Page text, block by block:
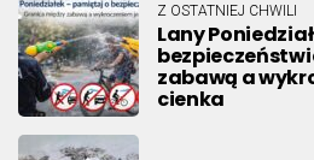
Z OSTATNIEJ CHWILI
Lany
zabawą a
cienka